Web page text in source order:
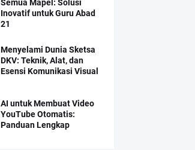
Semua Mapel: Solusi
Inovatif untuk Guru Abad
21
Menyelami Dunia Sketsa
DKV: Teknik, Alat, dan
Esensi Komunikasi Visual
AI untuk Membuat Video
YouTube Otomatis:
Panduan Lengkap